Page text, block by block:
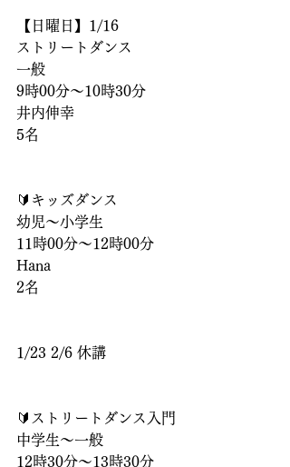
【日曜日】1/16
ストリートダンス
一般
9時00分〜10時30分
井内伸幸
5名
🔰キッズダンス
幼児〜小学生
11時00分〜12時00分
Hana
2名
1/23 2/6 休講
🔰ストリートダンス入門
中学生〜一般
12時30分〜13時30分